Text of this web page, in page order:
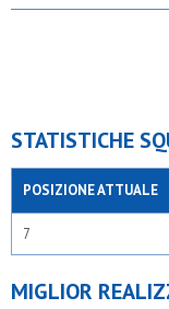
STATISTICHE
POSIZIONE ATTUALE
7
MIGLIOR